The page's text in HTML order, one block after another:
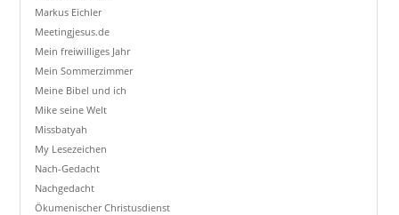
Markus Eichler
Meetingjesus.de
Mein freiwilliges Jahr
Mein Sommerzimmer
Meine Bibel und ich
Mike seine Welt
Missbatyah
My Lesezeichen
Nach-Gedacht
Nachgedacht
Ökumenischer Christusdienst